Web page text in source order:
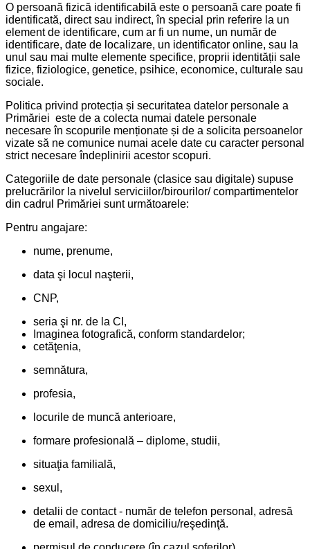
O persoană fizică identificabilă este o persoană care poate fi
identificată, direct sau indirect, în special prin referire la un
element de identificare, cum ar fi un nume, un număr de
identificare, date de localizare, un identificator online, sau la
unul sau mai multe elemente specifice, proprii identității sale
fizice, fiziologice, genetice, psihice, economice, culturale sau
sociale.
Politica privind protecția și securitatea datelor personale a
Primăriei este de a colecta numai datele personale
necesare în scopurile menționate și de a solicita persoanelor
vizate să ne comunice numai acele date cu caracter personal
strict necesare îndeplinirii acestor scopuri.
Categoriile de date personale (clasice sau digitale) supuse
prelucrărilor la nivelul serviciilor/birourilor/ compartimentelor
din cadrul Primăriei sunt următoarele:
Pentru angajare:
nume, prenume,
data şi locul naşterii,
CNP,
seria şi nr. de la CI,
Imaginea fotografică, conform standardelor;
cetăţenia,
semnătura,
profesia,
locurile de muncă anterioare,
formare profesională – diplome, studii,
situaţia familială,
sexul,
detalii de contact - număr de telefon personal, adresă
de email, adresa de domiciliu/reşedinţă.